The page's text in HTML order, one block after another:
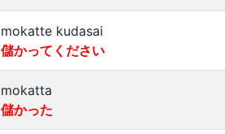
mokatte kudasai
儲かってください
mokatta
儲かった